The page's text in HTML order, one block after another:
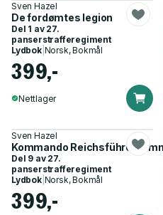
Sven Hazel
De fordømtes legion
Del 1 av 27.
panserstrafferegiment
Lydbok| Norsk, Bokmål
399,-
Nettlager
Sven Hazel
Kommando Reichsführer
Del 9 av 27.
panserstrafferegiment
Lydbok| Norsk, Bokmål
399,-